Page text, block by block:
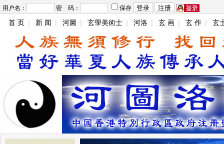
用户名： 密 码： 保存
首 页 | 新 闻 | 河圖 | 玄學美術士 | 河洛 | 玄 画 | 玄 作 | 玄